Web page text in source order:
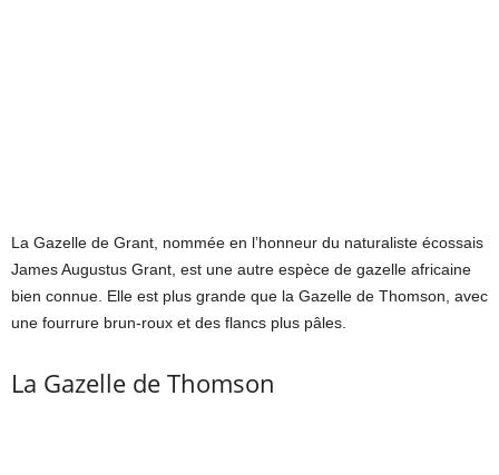
La Gazelle de Grant, nommée en l’honneur du naturaliste écossais
James Augustus Grant, est une autre espèce de gazelle africaine
bien connue. Elle est plus grande que la Gazelle de Thomson, avec
une fourrure brun-roux et des flancs plus pâles.
La Gazelle de Thomson